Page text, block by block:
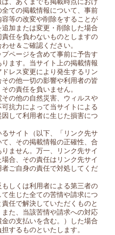
ての掲載情報について、事前
等の改変や削除をすることが
加または変更・削除した場合
任を負わないものとしますの
せ＆ご確認ください。
ページを含めて事前に予告す
ます。当サイト上の掲載情報
レス変更により発生するリン
の他一切の影響や利用者の皆
の責任を負いません。
の他の自然災害、ウィルスや
抗力によって当サイトによる
して利用者に生じた損害につ
サイト（以下、「リンク先サ
、その掲載情報の正確性、合
ません。万一、リンク先サイ
合、その責任はリンク先サイ
ご自身の責任で対処してくだ
しくは利用者による第三者の
生じた全ての苦情や請求につ
任で解決していただくものと
た、当該苦情や請求への対応
の支払いを含む。）した場合
するものといたします。